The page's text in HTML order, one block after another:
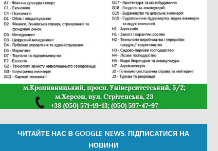
ЧИТАЙТЕ НАС В GOOGLE NEWS. ПІДПИСАТИСЯ НА
НОВИНИ